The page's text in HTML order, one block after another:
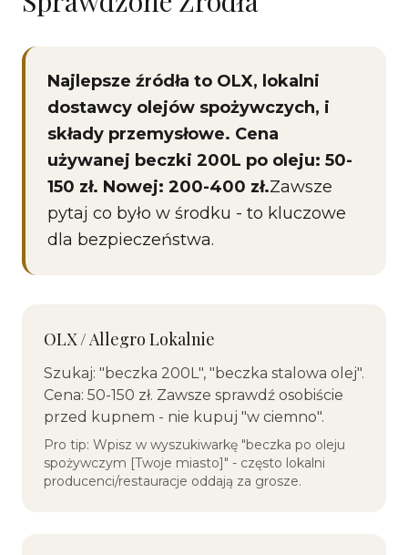
Najlepsze źródła to OLX, lokalni
dostawcy olejów spożywczych, i
składy przemysłowe. Cena
używanej beczki 200L po oleju: 50-
150 zł. Nowej: 200-400 zł.Zawsze
pytaj co było w środku - to kluczowe
dla bezpieczeństwa.
OLX / Allegro Lokalnie
Szukaj: "beczka 200L", "beczka stalowa olej".
Cena: 50-150 zł. Zawsze sprawdź osobiście
przed kupnem - nie kupuj "w ciemno".
Pro tip: Wpisz w wyszukiwarkę "beczka po oleju
spożywczym [Twoje miasto]" - często lokalni
producenci/restauracje oddają za grosze.